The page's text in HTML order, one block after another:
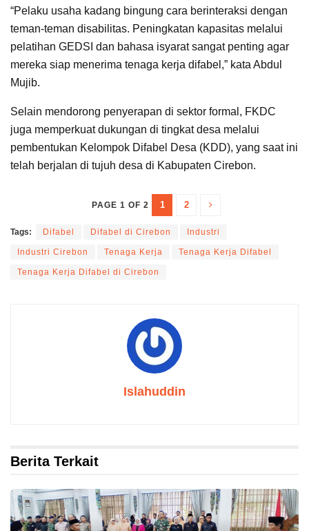
“Pelaku usaha kadang bingung cara berinteraksi dengan
teman-teman disabilitas. Peningkatan kapasitas melalui
pelatihan GEDSI dan bahasa isyarat sangat penting agar
mereka siap menerima tenaga kerja difabel,” kata Abdul
Mujib.
Selain mendorong penyerapan di sektor formal, FKDC
juga memperkuat dukungan di tingkat desa melalui
pembentukan Kelompok Difabel Desa (KDD), yang saat ini
telah berjalan di tujuh desa di Kabupaten Cirebon.
PAGE 1 OF 2 1 2
Tags: Difabel Difabel di Cirebon Industri
Industri Cirebon Tenaga Kerja Tenaga Kerja Difabel
Tenaga Kerja Difabel di Cirebon
Islahuddin
Berita Terkait